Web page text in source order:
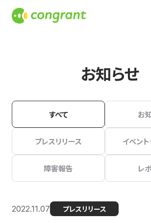
お知らせ
すべて お
プレスリリース イベント
障害報告 レ
2022.11.07 プレスリリース